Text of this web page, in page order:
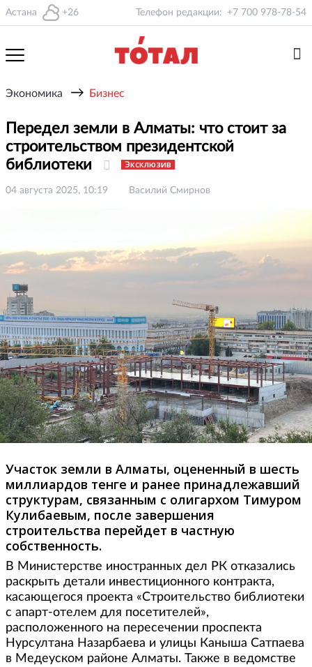
Астана +26 Телефон редакции: +7 700 978-78-54
Экономика → Бизнес
Передел земли в Алматы: что стоит за
строительством президентской
библиотеки
Эксклюзив
04 августа 2025, 10:19 Василий Смирнов
Участок земли в Алматы, оцененный в шесть
миллиардов тенге и ранее принадлежавший
структурам, связанным с олигархом Тимуром
Кулибаевым, после завершения
строительства перейдет в частную
собственность.
В Министерстве иностранных дел РК отказались
раскрыть детали инвестиционного контракта,
касающегося проекта «Строительство библиотеки
с апарт-отелем для посетителей»,
расположенного на пересечении проспекта
Нурсултана Назарбаева и улицы Каныша Сатпаева
в Медеуском районе Алматы. Также в ведомстве